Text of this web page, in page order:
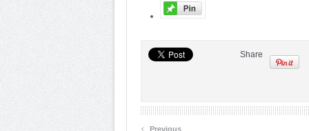
Share
‹ Previous